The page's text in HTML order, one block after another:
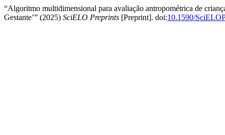
“Algoritmo multidimensional para avaliação antropométrica de
Gestante’” (2025) SciELO Preprints [Preprint]. doi:10.1590/